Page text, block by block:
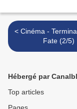
< Cinéma - Terminator Dark
Fate (2/5)
Hébergé par
Top articles